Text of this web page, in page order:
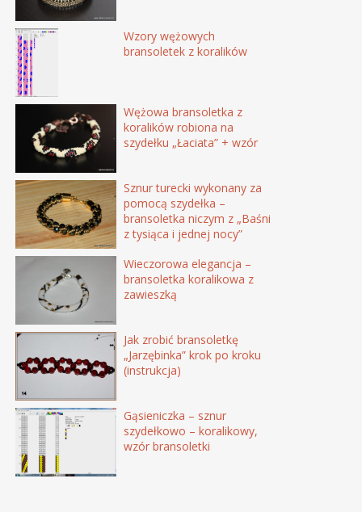
Wzory wężowych
bransoletek z koralików
Wężowa bransoletka z
koralików robiona na
szydełku „Łaciata” + wzór
Sznur turecki wykonany za
pomocą szydełka –
bransoletka niczym z „Baśni
z tysiąca i jednej nocy”
Wieczorowa elegancja –
bransoletka koralikowa z
zawieszką
Jak zrobić bransoletkę
„Jarzębinka” krok po kroku
(instrukcja)
Gąsieniczka – sznur
szydełkowo – koralikowy,
wzór bransoletki